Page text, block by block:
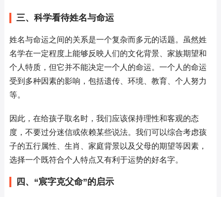
三、科学看待姓名与命运
姓名与命运之间的关系是一个复杂而多元的话题。虽然姓
名学在一定程度上能够反映人们的文化背景、家族期望和
个人特质，但它并不能决定一个人的命运。一个人的命运
受到多种因素的影响，包括遗传、环境、教育、个人努力
等。
因此，在给孩子取名时，我们应该保持理性和客观的态
度，不要过分迷信或依赖某些说法。我们可以综合考虑孩
子的五行属性、生肖、家庭背景以及父母的期望等因素，
选择一个既符合个人特点又有利于运势的好名字。
四、“宸字克父命”的启示